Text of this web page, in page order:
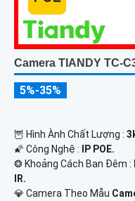
Camera TIANDY TC-
5%-35%
🦉 Hình Ành Chất Lượng :
🌠 Công Nghệ :
IP POE.
❂ Khoảng Cách Ban Đêm :
IR.
💎 Camera Theo Mẫu